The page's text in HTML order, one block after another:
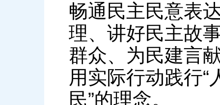
畅通民主民意表
理、讲好民主故
群众、为民建言
用实际行动践行
民”的理念。